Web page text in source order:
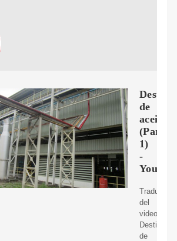
de
(Parte
1)
-
Traducción
del
video
Destilación
de